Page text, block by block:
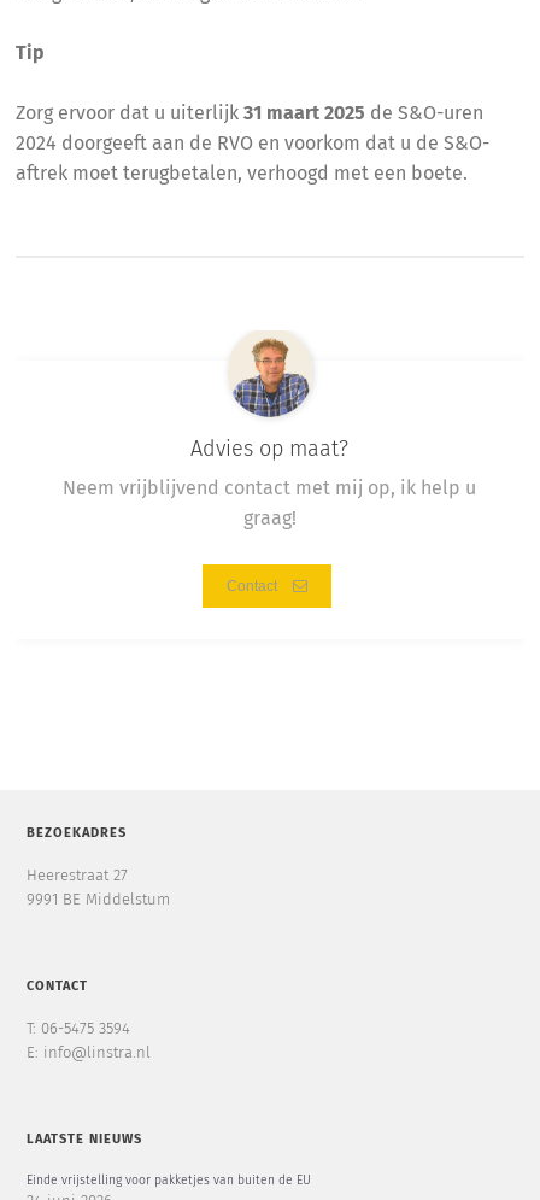
Tip
Zorg ervoor dat u uiterlijk31 maart 2025 de S&O-uren
2024 doorgeeft aan de RVO en voorkom dat u de S&O-
aftrek moet terugbetalen, verhoogd met een boete.
Advies op maat?
Neem vrijblijvend contact met mij op, ik help u
graag!
Contact
BEZOEKADRES
Heerestraat 27
9991 BE Middelstum
CONTACT
T: 06-5475 3594
E: info@linstra.nl
LAATSTE NIEUWS
Einde vrijstelling voor pakketjes van buiten de EU